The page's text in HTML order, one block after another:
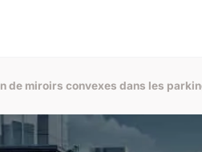
de miroirs convexes dans les